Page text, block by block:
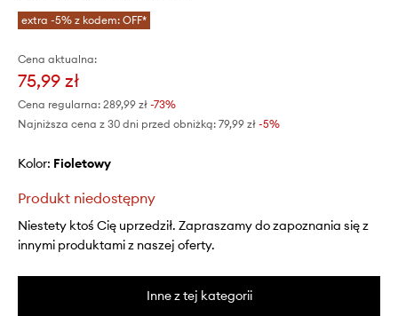
extra -5% z kodem: OFF*
Cena aktualna:
75,99 zł
Cena regularna: 289,99 zł -73%
Najniższa cena z 30 dni przed obniżką: 79,99 zł -5%
Kolor: fioletowy
Produkt niedostępny
Niestety ktoś Cię uprzedził. Zapraszamy do zapoznania się z
innymi produktami z naszej oferty.
Inne z tej kategorii